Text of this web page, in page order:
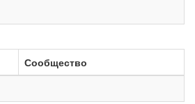
Сообщество